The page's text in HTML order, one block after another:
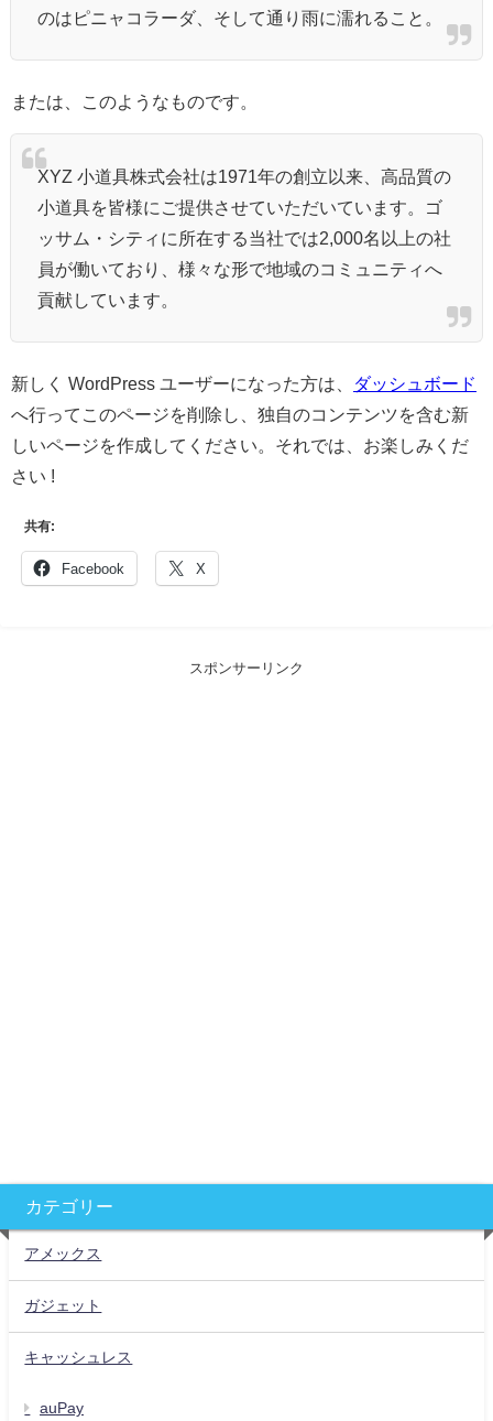
のはピニャコラーダ、そして通り雨に濡れること。
または、このようなものです。
XYZ 小道具株式会社は1971年の創立以来、高品質の
小道具を皆様にご提供させていただいています。ゴ
ッサム・シティに所在する当社では2,000名以上の社
員が働いており、様々な形で地域のコミュニティへ
貢献しています。
新しく WordPress ユーザーになった方は、
ダッシュボード
へ行ってこのページを削除し、独自のコンテンツを含む新
しいページを作成してください。それでは、お楽しみくだ
さい !
共有:
Facebook X
スポンサーリンク
カテゴリー
アメックス
ガジェット
キャッシュレス
auPay